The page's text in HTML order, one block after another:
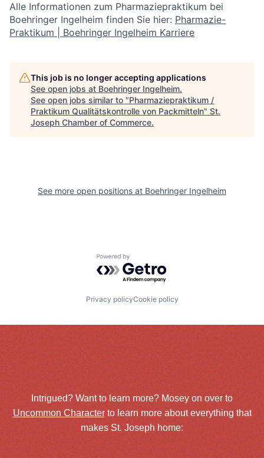
Alle Informationen zum Pharmaziepraktikum bei
Boehringer Ingelheim finden Sie hier: Pharmazie-
Praktikum | Boehringer Ingelheim Karriere
This job is no longer accepting applications
See open jobs at Boehringer Ingelheim.
See open jobs similar to "Pharmaziepraktikum /
Praktikum Qualitätskontrolle von Packmitteln" St.
Joseph Chamber of Commerce.
See more open positions at Boehringer Ingelheim
Powered by Getro.com
Privacy policyCookie policy
Intrigued? Want to learn more? Mosey on over to
Uncommon Characterto learn more about everything that
makes St. Joseph home: